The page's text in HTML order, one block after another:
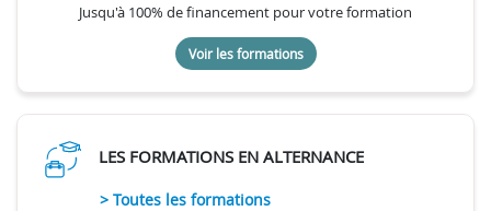
Jusqu'à 100% de financement pour votre formation
Voir les formations
LES FORMATIONS EN ALTERNANCE
> Toutes les formations